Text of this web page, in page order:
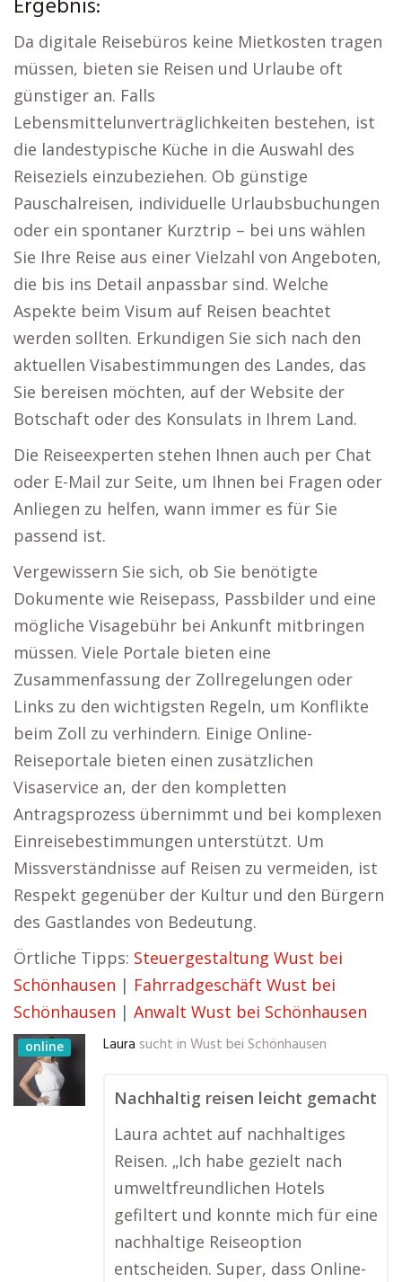
Ergebnis:
Da digitale Reisebüros keine Mietkosten tragen
müssen, bieten sie Reisen und Urlaube oft
günstiger an. Falls
Lebensmittelunverträglichkeiten bestehen, ist
die landestypische Küche in die Auswahl des
Reiseziels einzubeziehen. Ob günstige
Pauschalreisen, individuelle Urlaubsbuchungen
oder ein spontaner Kurztrip – bei uns wählen
Sie Ihre Reise aus einer Vielzahl von Angeboten,
die bis ins Detail anpassbar sind. Welche
Aspekte beim Visum auf Reisen beachtet
werden sollten. Erkundigen Sie sich nach den
aktuellen Visabestimmungen des Landes, das
Sie bereisen möchten, auf der Website der
Botschaft oder des Konsulats in Ihrem Land.
Die Reiseexperten stehen Ihnen auch per Chat
oder E-Mail zur Seite, um Ihnen bei Fragen oder
Anliegen zu helfen, wann immer es für Sie
passend ist.
Vergewissern Sie sich, ob Sie benötigte
Dokumente wie Reisepass, Passbilder und eine
mögliche Visagebühr bei Ankunft mitbringen
müssen. Viele Portale bieten eine
Zusammenfassung der Zollregelungen oder
Links zu den wichtigsten Regeln, um Konflikte
beim Zoll zu verhindern. Einige Online-
Reiseportale bieten einen zusätzlichen
Visaservice an, der den kompletten
Antragsprozess übernimmt und bei komplexen
Einreisebestimmungen unterstützt. Um
Missverständnisse auf Reisen zu vermeiden, ist
Respekt gegenüber der Kultur und den Bürgern
des Gastlandes von Bedeutung.
Örtliche Tipps: Steuergestaltung Wust bei
Schönhausen | Fahrradgeschäft Wust bei
Schönhausen | Anwalt Wust bei Schönhausen
online Laura sucht in Wust bei Schönhausen
Nachhaltig reisen leicht gemacht
Laura achtet auf nachhaltiges
Reisen. „Ich habe gezielt nach
umweltfreundlichen Hotels
gefiltert und konnte mich für eine
nachhaltige Reiseoption
entscheiden. Super, dass Online-